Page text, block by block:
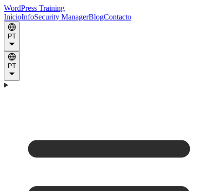
WordPress Training
InícioInfoSecurity ManagerBlogContacto
PT
PT